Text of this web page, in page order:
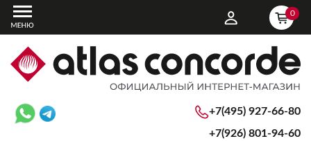
0
+7(495) 927-66-80
+7(926) 801-94-60